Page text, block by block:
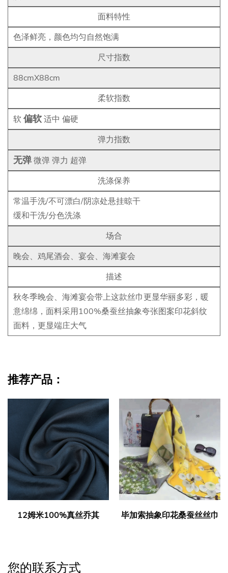
面料特性
色泽鲜亮，颜色均匀自然饱满
尺寸指数
88cmX88cm
柔软指数
软偏软适中 偏硬
弹力指数
无弹微弹 弹力 超弹
洗涤保养
常温手洗/不可漂白/阴凉处悬挂晾干
缓和干洗/分色洗涤
场合
晚会、鸡尾酒会、宴会、海滩宴会
描述
秋冬季晚会、海滩宴会带上这款丝巾更显华丽多彩，暖
意绵绵，面料采用100%桑蚕丝抽象夸张图案印花斜纹
面料，更显端庄大气
推荐产品：
12姆米100%真丝乔其 毕加索抽象印花桑蚕丝丝巾
您的联系方式